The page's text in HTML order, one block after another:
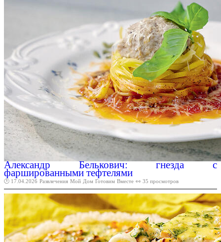
Александр Белькович: гнезда с
фаршированными тефтелями
🕑 17.04.2026 Развлечения Мой Дом Готовим Вместе 👀 35 просмотров